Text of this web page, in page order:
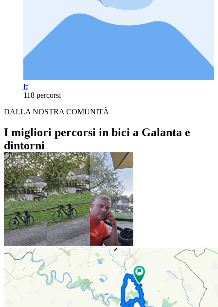
ff
118 percorsi
DALLA NOSTRA COMUNITÀ
I migliori percorsi in bici a Galanta e
dintorni